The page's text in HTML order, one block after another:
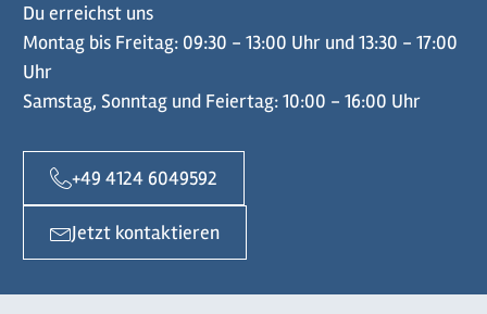
Du erreichst uns
Montag bis Freitag: 09:30 - 13:00 Uhr und 13:30 - 17:00
Uhr
Samstag, Sonntag und Feiertag: 10:00 - 16:00 Uhr
+49 4124 6049592
Jetzt kontaktieren